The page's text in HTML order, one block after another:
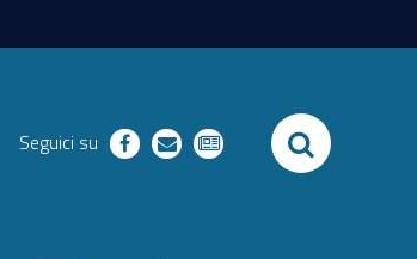
Seguici su facebookrichiestenewsletter SEARCH